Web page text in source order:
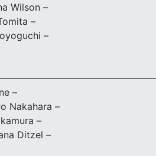
Wilson –
–
–
–
Nakahara –
–
Ditzel –